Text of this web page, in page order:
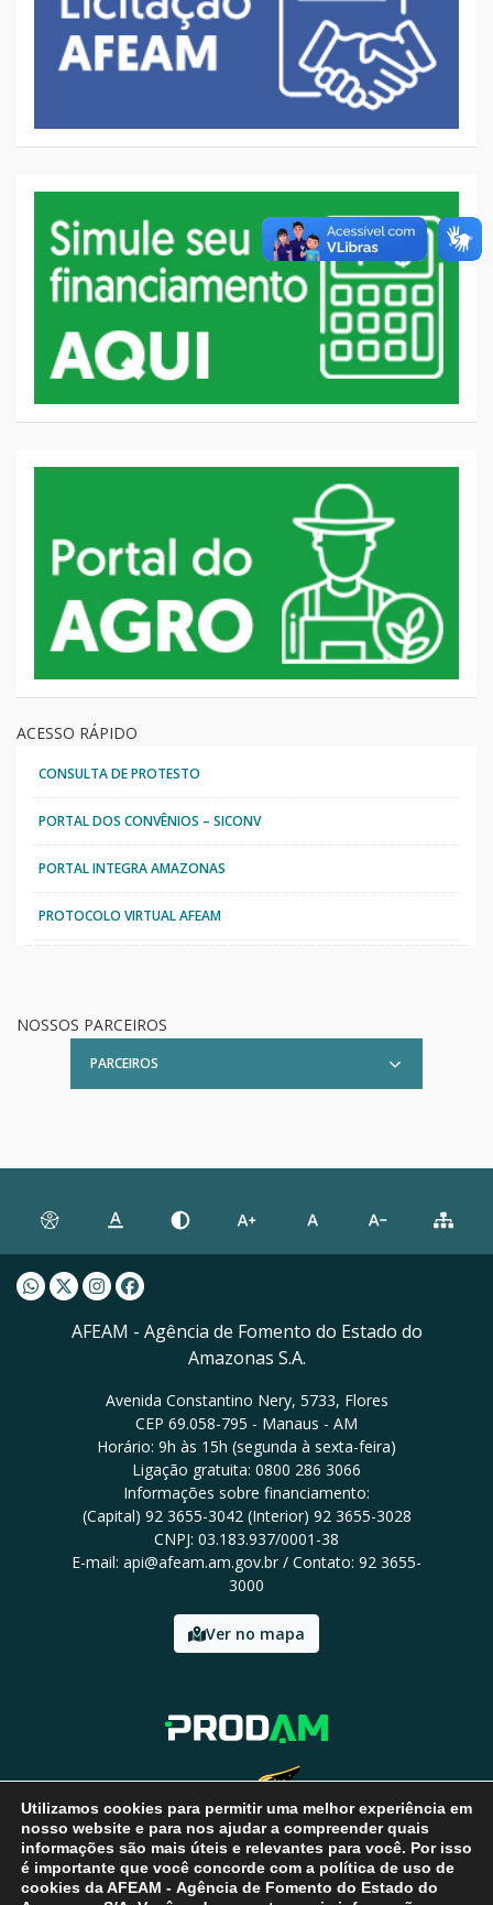
ACESSO RÁPIDO
CONSULTA DE PROTESTO
PORTAL DOS CONVÊNIOS – SICONV
PORTAL INTEGRA AMAZONAS
PROTOCOLO VIRTUAL AFEAM
NOSSOS PARCEIROS
PARCEIROS
Whatsapp AFEAM
Twitter AFEAM
Instagram AFEAM
Facebook AFEAM
AFEAM - Agência de Fomento do Estado do
Amazonas S.A.
Avenida Constantino Nery, 5733, Flores
CEP 69.058-795 - Manaus - AM
Horário: 9h às 15h (segunda à sexta-feira)
Ligação gratuita: 0800 286 3066
Informações sobre financiamento:
(Capital) 92 3655-3042 (Interior) 92 3655-3028
CNPJ: 03.183.937/0001-38
E-mail: api@afeam.am.gov.br / Contato: 92 3655-
3000
Ver no mapa
Utilizamos cookies para permitir uma melhor experiência em
nosso website e para nos ajudar a compreender quais
informações são mais úteis e relevantes para você. Por isso
é importante que você concorde com a política de uso de
cookies da AFEAM - Agência de Fomento do Estado do